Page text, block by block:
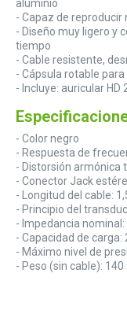
aluminio
- Capaz de reproducir
- Diseño muy ligero y
tiempo
- Cable resistente,
- Cápsula rotable
- Incluye: auricular HD
- Color negro
- Respuesta de
- Distorsión armónica
- Conector Jack
- Longitud del cable:
- Principio del
- Impedancia
- Capacidad de carga:
- Máximo nivel de
- Peso (sin cable): 140